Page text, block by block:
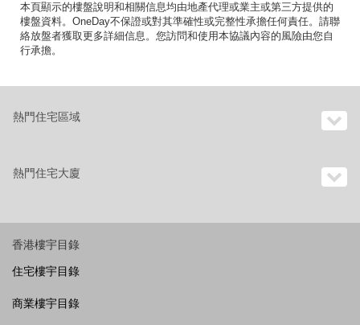
本頁顯示的樓盤說明和相關信息均由地產代理或業主或第三方提供的
樓盤資料。OneDay不保證或對其準確性或完整性承擔任何責任。請聯
絡放盤者獲取更多詳細信息。您訪問和使用本協議內容的風險由您自
行承擔。
熱門住宅區域
熱門住宅大廈
香港樓宇目錄
住宅樓宇目錄
商業樓宇目錄